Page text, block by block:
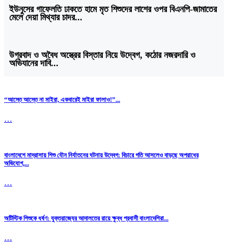
ইউনুসের গাফেলতি ঢাকতে হামে মৃত শিশুদের লাশের ওপর বিএনপি-জামাতের
মেলে দেয়া মিথ্যার চাদর...
উগ্রবাদ ও অবৈধ অস্ত্রের বিস্তার নিয়ে উদ্বেগ, কঠোর নজরদারি ও
অভিযানের দাবি...
“আস্তে আস্তে না মাইরা, একবারেই মাইরা ফালাও!”...
…
বাংলাদেশে মাদ্রাসায় শিশু যৌন নির্যাতনের ঘটনায় উদ্বেগ: বিচারে গতি আসলেও বাড়ছে অপরাধের
অভিযোগ,...
…
অটিস্টিক শিশুকে ধর্ষণ: যুক্তরাজ্যের আদালতের রায়ে ক্ষুব্ধ প্রবাসী বাংলাদেশিরা...
…